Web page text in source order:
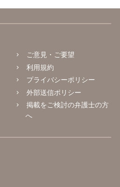
ご意見・ご要望
利用規約
プライバシーポリシー
外部送信ポリシー
掲載をご検討の弁護士の方
へ